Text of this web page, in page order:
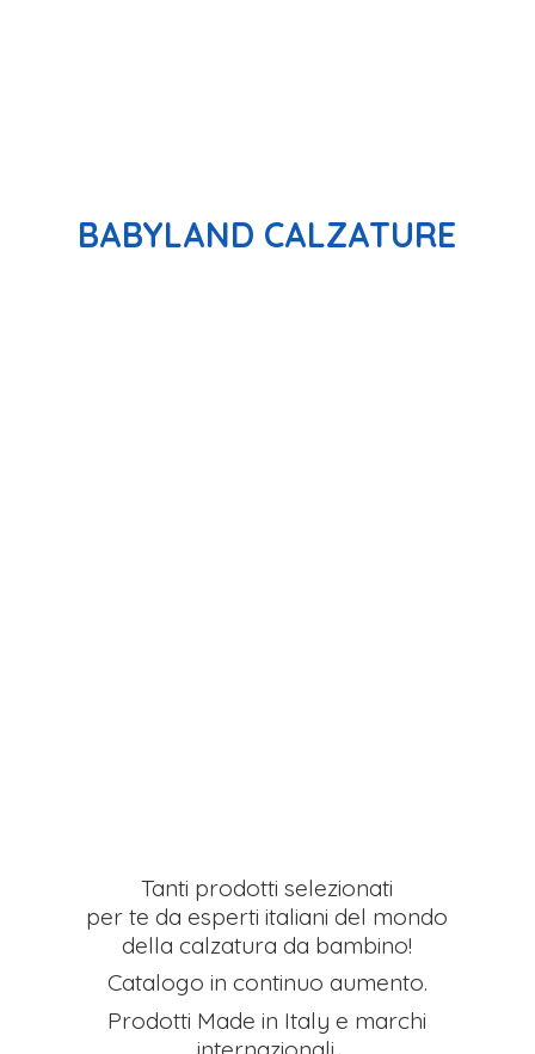
BABYLAND CALZATURE
Tanti prodotti selezionati
per te da esperti italiani del mondo
della calzatura da bambino!
Catalogo in continuo aumento.
Prodotti Made in Italy e marchi